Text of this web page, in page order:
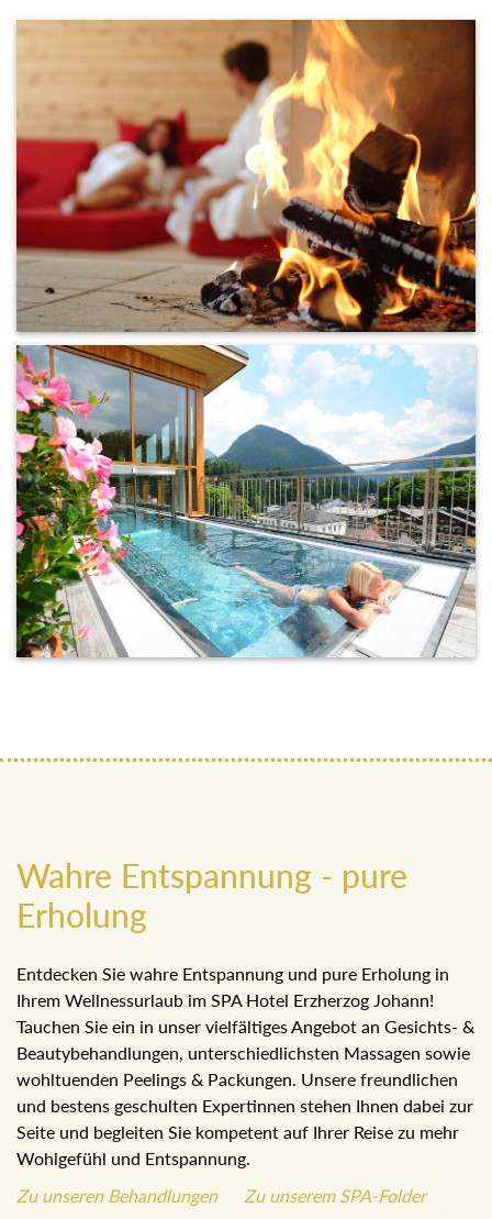
Erholung
Ihrem Wellnessurlaub im SPA Hotel Erzherzog Johann!
Tauchen Sie ein in unser vielfältiges Angebot an Gesichts- &
Beautybehandlungen, unterschiedlichsten Massagen sowie
wohltuenden Peelings & Packungen. Unsere freundlichen
und bestens geschulten Expertinnen stehen Ihnen dabei zur
Seite und begleiten Sie kompetent auf Ihrer Reise zu mehr
Wohlgefühl und Entspannung.
Zu unseren BehandlungenZu unserem SPA-Folder
Bleiben Sie während Ihres traumhaften Alpen-Urlaubs aktiv